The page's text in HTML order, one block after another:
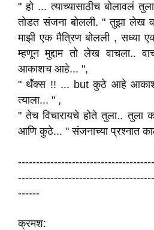
" हो ... त्याच्यासाठीच बोलावलं
तोडत संजना बोलली. " तुझा लेख
माझी एक मैत्रिण बोलली ,
म्हणून मुद्दाम तो लेख वाचला..
आकाशच आहे... ",
" थँक्स !! ... but कुठे आहे
त्याला... " ,
" तेच विचारायचे होते तुला.. तुला
आणि कुठे... " संजनाच्या प्रश्नात
------
क्रमश: